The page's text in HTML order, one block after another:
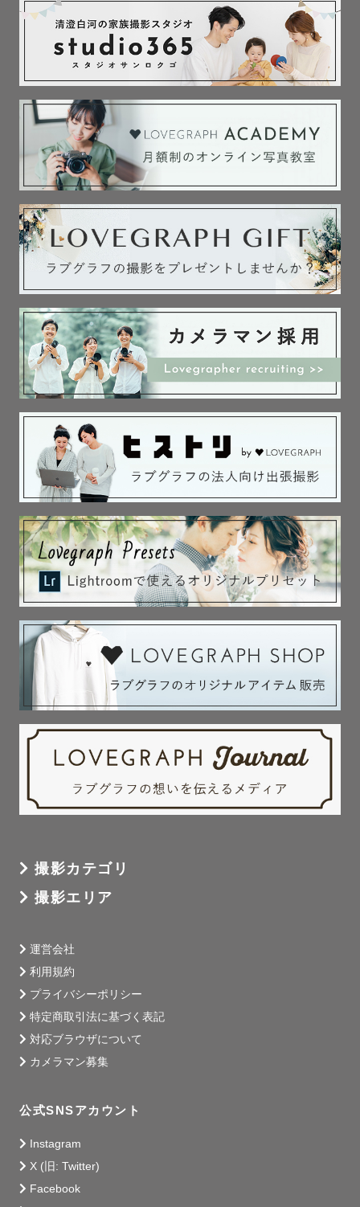
撮影カテゴリ
撮影エリア
運営会社
利用規約
プライバシーポリシー
特定商取引法に基づく表記
対応ブラウザについて
カメラマン募集
公式SNSアカウント
Instagram
X (旧: Twitter)
Facebook